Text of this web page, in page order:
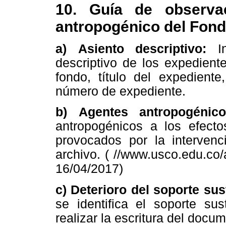
10. Guía de
antropogénico del
a) Asiento descriptivo:
descriptivo de los
fondo, título del
número de expediente.
b) Agentes
antropogénicos a los
provocados por la
archivo. ( //
16/04/2017)
c) Deterioro del soporte
se identifica el soporte
realizar la escritura del